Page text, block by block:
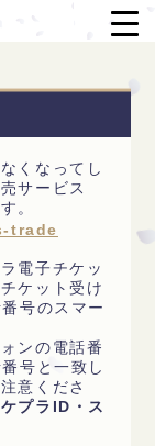
くなってし
サービス
。
trade
電子チケッ
ケット受け
号のスマー
ンの電話番
号と一致し
意くださ
プラID・ス